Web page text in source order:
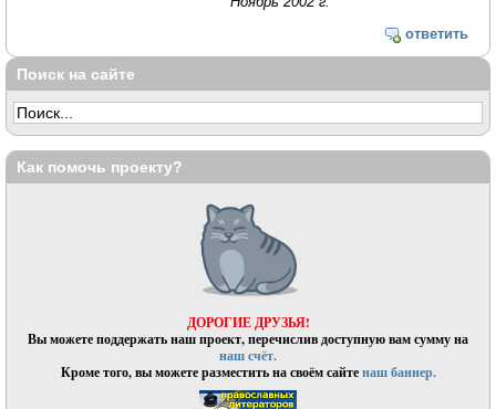
ответить
Поиск на сайте
Как помочь проекту?
ДОРОГИЕ ДРУЗЬЯ!
Вы можете поддержать наш проект, перечислив доступную вам сумму на
наш счёт.
Кроме того, вы можете разместить на своём сайтенаш баннер.